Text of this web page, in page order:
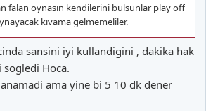
falan oynasın kendilerini bulsunlar play off
kıvama gelmemeliler.
sansini iyi kullandigini , dakika hak
Hoca.
ama yine bi 5 10 dk dener